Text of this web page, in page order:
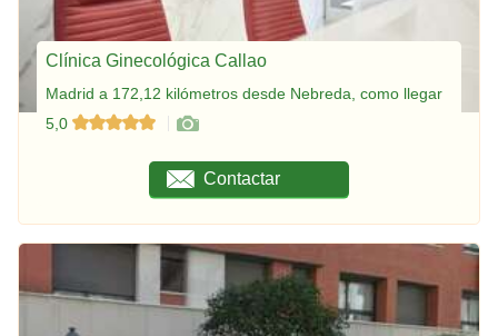
Clínica Ginecológica Callao
Madrid a 172,12 kilómetros desde Nebreda, como llegar
5,0
Contactar